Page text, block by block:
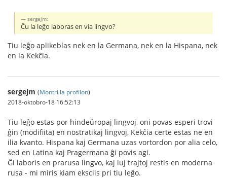
sergejm:
Ĉu la leĝo laboras en via lingvo?
Tiu leĝo aplikeblas nek en la Germana, nek en la Hispana, nek
en la Kekĉia.
sergejm (Montri la profilon)
2018-oktobro-18 16:52:13
Tiu leĝo estas por hindeŭropaj lingvoj, oni povas esperi trovi
ĝin (modifiita) en nostratikaj lingvoj, Kekĉia certe estas ne en
ilia kvanto. Hispana kaj Germana uzas vortordon por alia celo,
sed en Latina kaj Pragermana ĝi povis agi.
Ĝi laboris en prarusa lingvo, kaj iuj trajtoj restis en moderna
rusa - mi miris kiam eksciis pri tiu leĝo.